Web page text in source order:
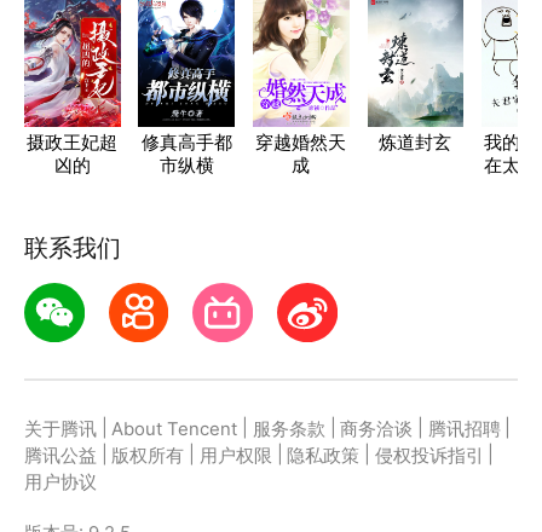
摄政王妃超
凶的
修真高手都
市纵横
穿越婚然天
成
炼道封玄
我的
在太
联系我们
关于腾讯 About Tencent 服务条款 商务洽谈 腾讯招聘
腾讯公益
版权所有 用户权限 隐私政策 侵权投诉指引
用户协议